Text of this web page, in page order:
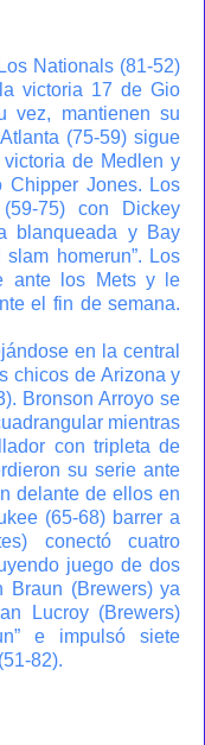
Los Nationals (81-52)
victoria 17 de Gio
vez, mantienen su
(75-59) sigue
de Medlen y
Chipper Jones. Los
75) con Dickey
blanqueada y Bay
homerun”. Los
ante los Mets y le
el fin de semana.
en la central
chicos de Arizona y
Bronson Arroyo se
mientras
con tripleta de
su serie ante
delante de ellos en
(65-68) barrer a
conectó cuatro
juego de dos
Braun (Brewers) ya
Lucroy (Brewers)
e impulsó siete
82).